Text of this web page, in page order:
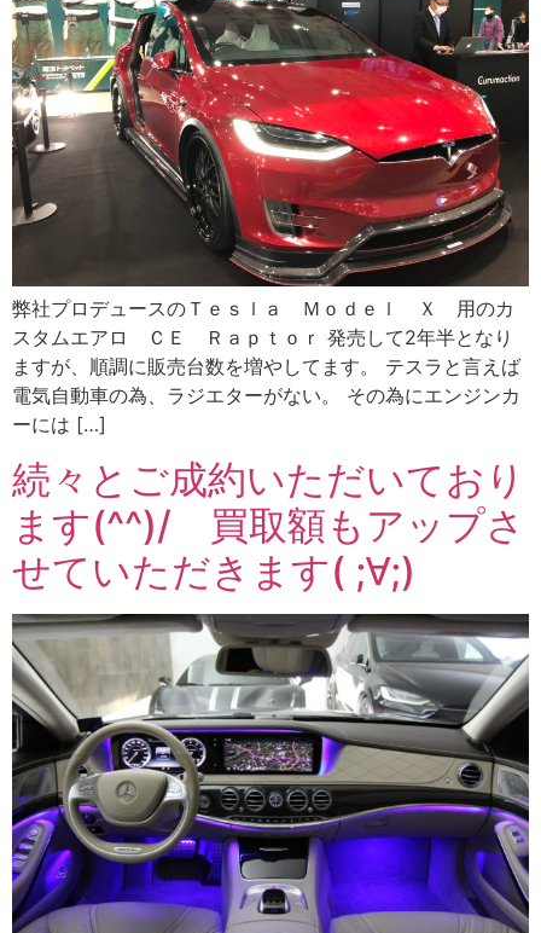
弊社プロデュースのＴｅｓｌａ Ｍｏｄｅｌ Ｘ 用のカ
スタムエアロ ＣＥ Ｒａｐｔｏｒ 発売して2年半となり
ますが、順調に販売台数を増やしてます。 テスラと言えば
電気自動車の為、ラジエターがない。 その為にエンジンカ
ーには […]
続々とご成約いただいており
ます(^^)/ 買取額もアップさ
せていただきます( ;∀;)